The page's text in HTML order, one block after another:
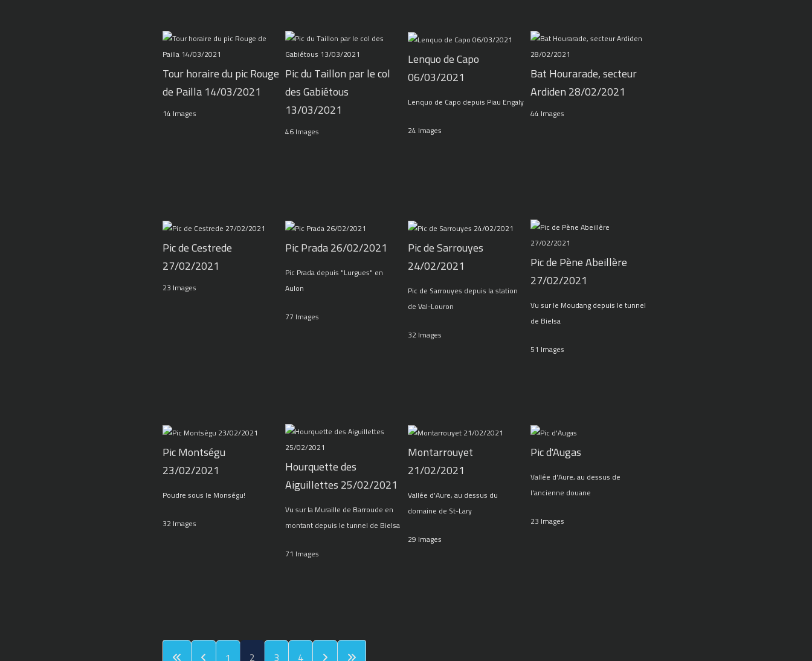
Tour horaire du pic Rouge
de Pailla 14/03/2021
14 Images
Pic du Taillon par le col
des Gabiétous
13/03/2021
46 Images
Lenquo de Capo
06/03/2021
Lenquo de Capo depuis Piau Engaly
24 Images
Bat Hourarade, secteur
Ardiden 28/02/2021
44 Images
Pic de Cestrede
27/02/2021
23 Images
Pic Prada 26/02/2021
Pic Prada depuis "Lurgues" en
Aulon
77 Images
Pic de Sarrouyes
24/02/2021
Pic de Sarrouyes depuis la station
de Val-Louron
32 Images
Pic de Pène Abeillère
27/02/2021
Vu sur le Moudang depuis le tunnel
de Bielsa
51 Images
Pic Montségu
23/02/2021
Poudre sous le Monségu!
32 Images
Hourquette des
Aiguillettes 25/02/2021
Vu sur la Muraille de Barroude en
montant depuis le tunnel de Bielsa
71 Images
Montarrouyet
21/02/2021
Vallée d'Aure, au dessus du
domaine de St-Lary
29 Images
Pic d'Augas
Vallée d'Aure, au dessus de
l'ancienne douane
23 Images